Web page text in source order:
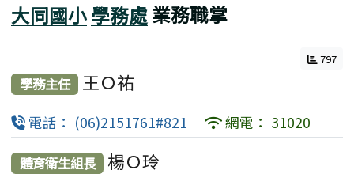
大同國小學務處業務職掌
797
學務主任 王Ｏ祐
電話： (06)2151761#821 網電： 31020
體育衛生組長 楊Ｏ玲